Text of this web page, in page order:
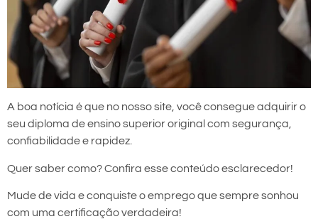
A boa notícia é que no nosso site, você consegue adquirir o
seu diploma de ensino superior original com segurança,
confiabilidade e rapidez.
Quer saber como? Confira esse conteúdo esclarecedor!
Mude de vida e conquiste o emprego que sempre sonhou
com uma certificação verdadeira!